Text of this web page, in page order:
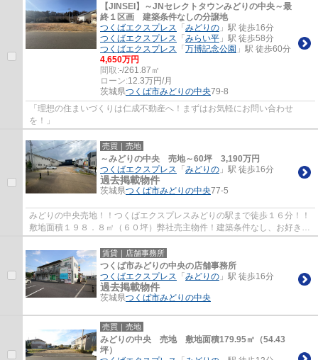
【JINSEI】～JNセレクトタウンみどりの中央～最
終１区画 建築条件なしの分譲地
つくばエクスプレス 「 みどりの 」駅 徒歩16分
つくばエクスプレス 「 みらい平 」駅 徒歩58分
つくばエクスプレス 「 万博記念公園 」駅 徒歩60分
4,650万円
間取:-/261.87㎡
ローン:12.3万円/月
茨城県つくば市みどりの中央79-8
「理想の住まいづくりは仁成不動産へ！まずはお気軽にお問い合わせ
を！」
売買｜売地
～みどりの中央 売地～60坪 3,190万円
つくばエクスプレス 「 みどりの 」駅 徒歩16分
過去掲載物件
茨城県つくば市みどりの中央77-5
みどりの中央売地！！つくばエクスプレスみどりの駅まで徒歩１６分！！
敷地面積１９８．８㎡（６０坪）弊社売主物件！建築条件なし、お好きな
ハウスメーカー等で建築可能な物件です！
賃貸｜店舗事務所
つくば市みどりの中央の店舗事務所
つくばエクスプレス 「 みどりの 」駅 徒歩16分
過去掲載物件
茨城県つくば市みどりの中央
売買｜売地
みどりの中央 売地 敷地面積179.95㎡（54.43
坪）